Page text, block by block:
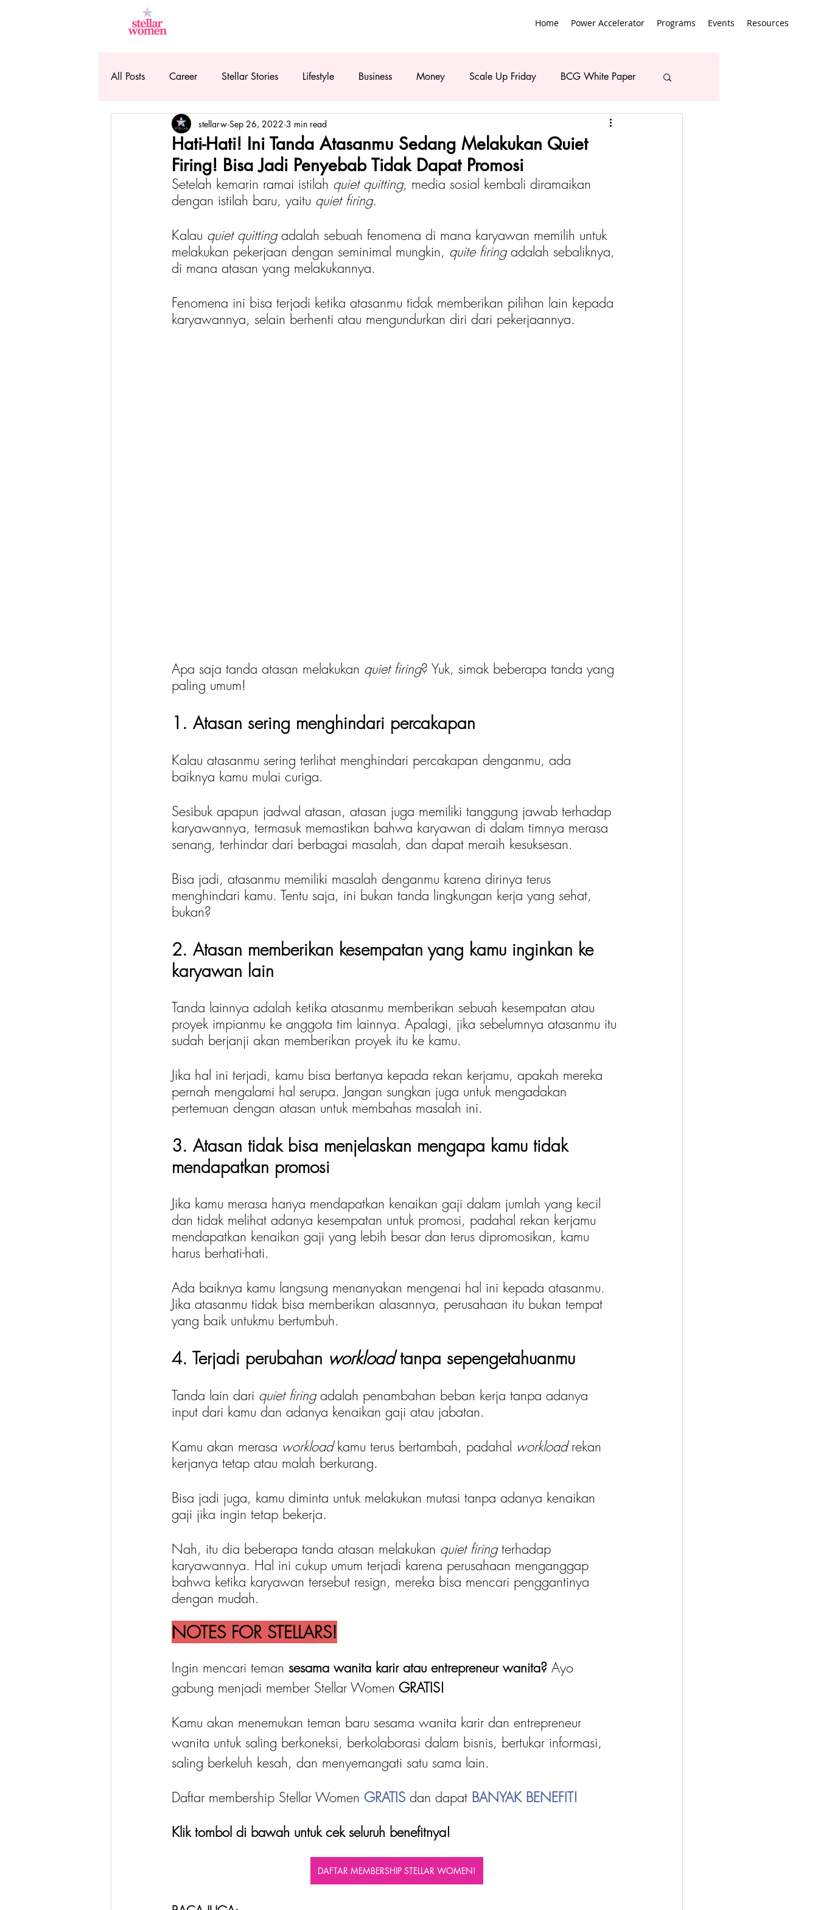
Home Power Accelerator Programs Events Resources
All Posts Career Stellar Stories Lifestyle Business Money Scale Up Friday BCG White Paper
Hati-Hati! Ini Tanda Atasanmu Sedang Melakukan Quiet
Firing! Bisa Jadi Penyebab Tidak Dapat Promosi
stellarw Sep 26, 2022 3 min read
Setelah kemarin ramai istilah quiet quitting, media sosial kembali diramaikan
dengan istilah baru, yaitu quiet firing.
Kalau quiet quitting adalah sebuah fenomena di mana karyawan memilih untuk
melakukan pekerjaan dengan seminimal mungkin, quite firing adalah sebaliknya,
di mana atasan yang melakukannya.
Fenomena ini bisa terjadi ketika atasanmu tidak memberikan pilihan lain kepada
karyawannya, selain berhenti atau mengundurkan diri dari pekerjaannya.
Apa saja tanda atasan melakukan quiet firing? Yuk, simak beberapa tanda yang
paling umum!
1. Atasan sering menghindari percakapan
Kalau atasanmu sering terlihat menghindari percakapan denganmu, ada
baiknya kamu mulai curiga.
Sesibuk apapun jadwal atasan, atasan juga memiliki tanggung jawab terhadap
karyawannya, termasuk memastikan bahwa karyawan di dalam timnya merasa
senang, terhindar dari berbagai masalah, dan dapat meraih kesuksesan.
Bisa jadi, atasanmu memiliki masalah denganmu karena dirinya terus
menghindari kamu. Tentu saja, ini bukan tanda lingkungan kerja yang sehat,
bukan?
2. Atasan memberikan kesempatan yang kamu inginkan ke
karyawan lain
Tanda lainnya adalah ketika atasanmu memberikan sebuah kesempatan atau
proyek impianmu ke anggota tim lainnya. Apalagi, jika sebelumnya atasanmu itu
sudah berjanji akan memberikan proyek itu ke kamu.
Jika hal ini terjadi, kamu bisa bertanya kepada rekan kerjamu, apakah mereka
pernah mengalami hal serupa. Jangan sungkan juga untuk mengadakan
pertemuan dengan atasan untuk membahas masalah ini.
3. Atasan tidak bisa menjelaskan mengapa kamu tidak
mendapatkan promosi
Jika kamu merasa hanya mendapatkan kenaikan gaji dalam jumlah yang kecil
dan tidak melihat adanya kesempatan untuk promosi, padahal rekan kerjamu
mendapatkan kenaikan gaji yang lebih besar dan terus dipromosikan, kamu
harus berhati-hati.
Ada baiknya kamu langsung menanyakan mengenai hal ini kepada atasanmu.
Jika atasanmu tidak bisa memberikan alasannya, perusahaan itu bukan tempat
yang baik untukmu bertumbuh.
4. Terjadi perubahan workload tanpa sepengetahuanmu
Tanda lain dari quiet firing adalah penambahan beban kerja tanpa adanya
input dari kamu dan adanya kenaikan gaji atau jabatan.
Kamu akan merasa workload kamu terus bertambah, padahal workload rekan
kerjanya tetap atau malah berkurang.
Bisa jadi juga, kamu diminta untuk melakukan mutasi tanpa adanya kenaikan
gaji jika ingin tetap bekerja.
Nah, itu dia beberapa tanda atasan melakukan quiet firing terhadap
karyawannya. Hal ini cukup umum terjadi karena perusahaan menganggap
bahwa ketika karyawan tersebut resign, mereka bisa mencari penggantinya
dengan mudah.
NOTES FOR STELLARS!
Ingin mencari teman sesama wanita karir atau entrepreneur wanita? Ayo
gabung menjadi member Stellar Women GRATIS!
Kamu akan menemukan teman baru sesama wanita karir dan entrepreneur
wanita untuk saling berkoneksi, berkolaborasi dalam bisnis, bertukar informasi,
saling berkeluh kesah, dan menyemangati satu sama lain.
Daftar membership Stellar Women GRATIS dan dapat BANYAK BENEFIT!
Klik tombol di bawah untuk cek seluruh benefitnya!
DAFTAR MEMBERSHIP STELLAR WOMEN!